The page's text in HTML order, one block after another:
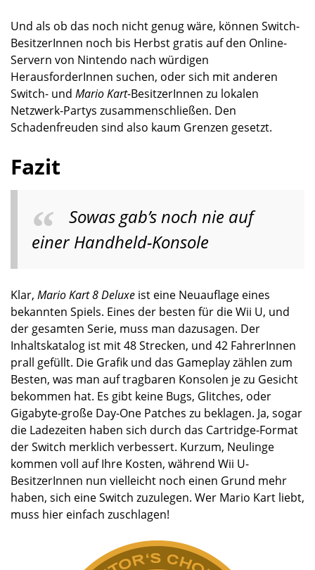
Und als ob das noch nicht genug wäre, können Switch-
BesitzerInnen noch bis Herbst gratis auf den Online-
Servern von Nintendo nach würdigen
HerausforderInnen suchen, oder sich mit anderen
Switch- und Mario Kart-BesitzerInnen zu lokalen
Netzwerk-Partys zusammenschließen. Den
Schadenfreuden sind also kaum Grenzen gesetzt.
Fazit
Sowas gab’s noch nie auf
einer Handheld-Konsole
Klar, Mario Kart 8 Deluxe ist eine Neuauflage eines
bekannten Spiels. Eines der besten für die Wii U, und
der gesamten Serie, muss man dazusagen. Der
Inhaltskatalog ist mit 48 Strecken, und 42 FahrerInnen
prall gefüllt. Die Grafik und das Gameplay zählen zum
Besten, was man auf tragbaren Konsolen je zu Gesicht
bekommen hat. Es gibt keine Bugs, Glitches, oder
Gigabyte-große Day-One Patches zu beklagen. Ja, sogar
die Ladezeiten haben sich durch das Cartridge-Format
der Switch merklich verbessert. Kurzum, Neulinge
kommen voll auf Ihre Kosten, während Wii U-
BesitzerInnen nun vielleicht noch einen Grund mehr
haben, sich eine Switch zuzulegen. Wer Mario Kart liebt,
muss hier einfach zuschlagen!